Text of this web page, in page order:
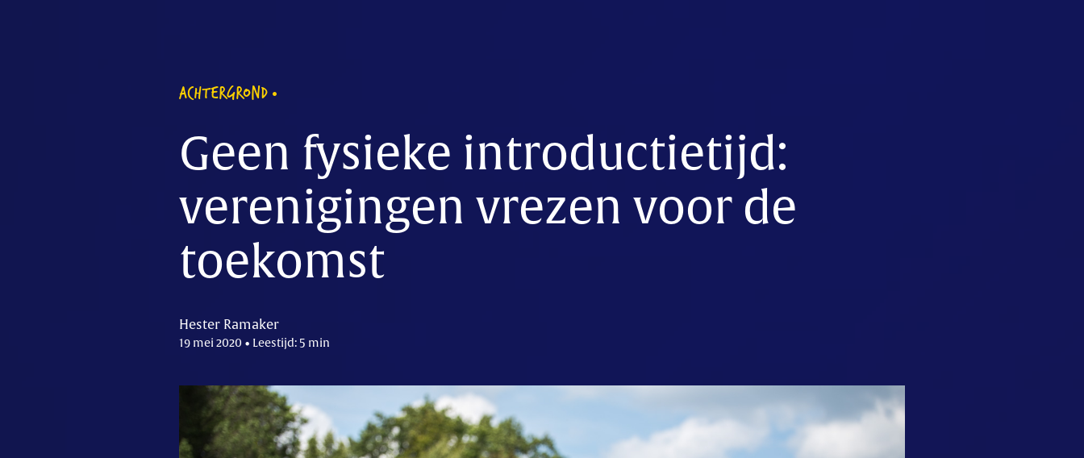
ACHTERGROND
Geen fysieke introductietijd:
verenigingen vrezen voor de
toekomst
Hester Ramaker
19 mei 2020 • Leestijd: 5 min